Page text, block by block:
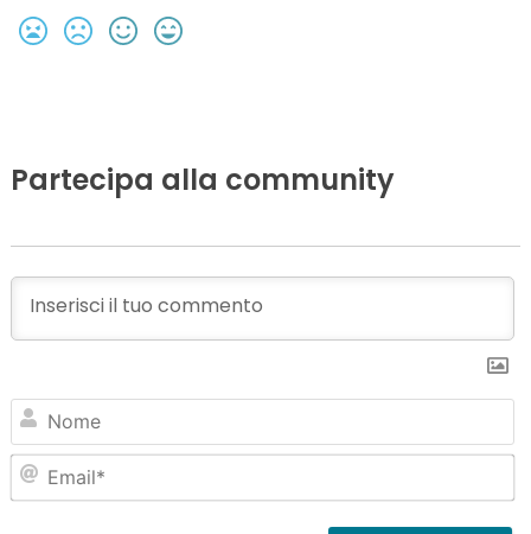
Partecipa alla community